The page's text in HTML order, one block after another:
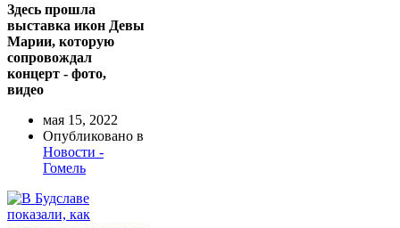
Здесь прошла
выставка икон Девы
Марии, которую
сопровождал
концерт - фото,
видео
мая 15, 2022
Опубликовано в
Новости -
Гомель